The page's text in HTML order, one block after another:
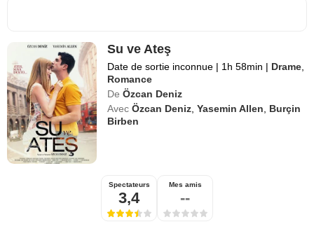
Su ve Ateş
Date de sortie inconnue | 1h 58min | Drame
Romance
De Özcan Deniz
Avec Özcan Deniz ,Yasemin Allen
Burçin
Birben
Spectateurs
3,4
Mes amis
--